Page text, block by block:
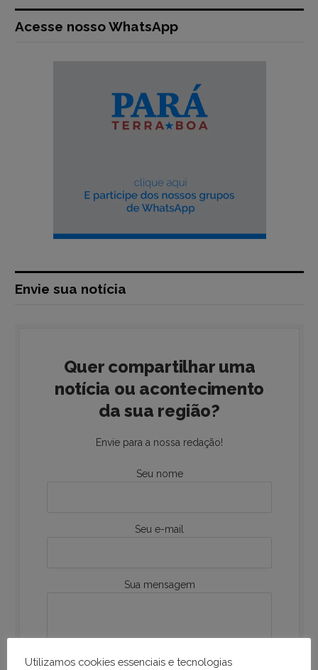
Acesse nosso WhatsApp
Envie sua notícia
Quer compartilhar uma
notícia ou acontecimento
da sua região?
Envie para a nossa redação!
Seu nome
Seu e-mail
Sua mensagem
Utilizamos cookies essenciais e tecnologias